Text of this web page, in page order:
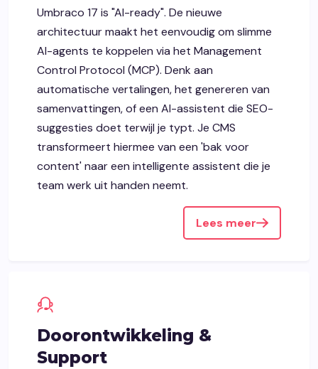
Umbraco 17 is "AI-ready". De nieuwe
architectuur maakt het eenvoudig om slimme
AI-agents te koppelen via het Management
Control Protocol (MCP). Denk aan
automatische vertalingen, het genereren van
samenvattingen, of een AI-assistent die SEO-
suggesties doet terwijl je typt. Je CMS
transformeert hiermee van een 'bak voor
content' naar een intelligente assistent die je
team werk uit handen neemt.
Lees meer
Doorontwikkeling &
Support